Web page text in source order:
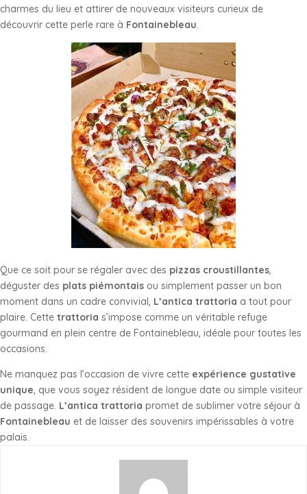
charmes du lieu et attirer de nouveaux visiteurs curieux de
découvrir cette perle rare à Fontainebleau.
Que ce soit pour se régaler avec des pizzas croustillantes,
déguster des plats piémontais ou simplement passer un bon
moment dans un cadre convivial, L’antica trattoria a tout pour
plaire. Cette trattoria s’impose comme un véritable refuge
gourmand en plein centre de Fontainebleau, idéale pour toutes les
occasions.
Ne manquez pas l’occasion de vivre cette expérience gustative
unique, que vous soyez résident de longue date ou simple visiteur
de passage. L’antica trattoria promet de sublimer votre séjour à
Fontainebleau et de laisser des souvenirs impérissables à votre
palais.